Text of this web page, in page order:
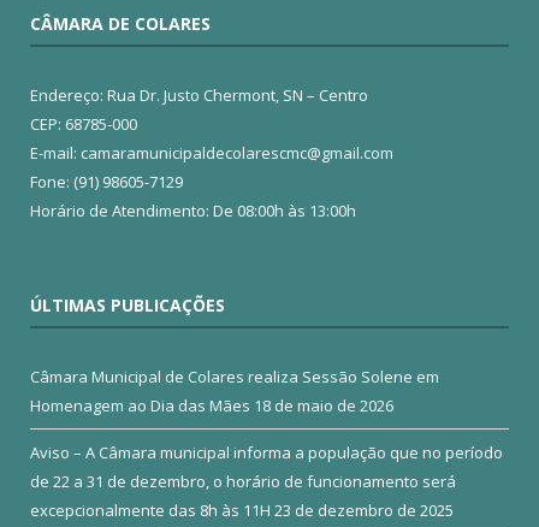
CÂMARA DE COLARES
Endereço: Rua Dr. Justo Chermont, SN – Centro
CEP: 68785-000
E-mail: camaramunicipaldecolarescmc@gmail.com
Fone: (91) 98605-7129
Horário de Atendimento: De 08:00h às 13:00h
ÚLTIMAS PUBLICAÇÕES
Câmara Municipal de Colares realiza Sessão Solene em
Homenagem ao Dia das Mães 18 de maio de 2026
Aviso – A Câmara municipal informa a população que no período
de 22 a 31 de dezembro, o horário de funcionamento será
excepcionalmente das 8h às 11H 23 de dezembro de 2025